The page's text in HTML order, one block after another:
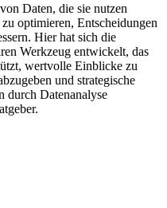
Daten, die sie nutzen
optimieren, Entscheidungen
Hier hat sich die
Werkzeug entwickelt, das
wertvolle Einblicke zu
und strategische
durch Datenanalyse